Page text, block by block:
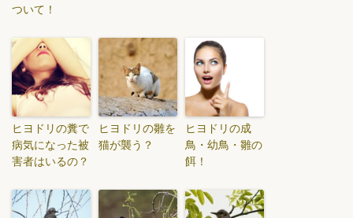
ついて！
ヒヨドリの糞で
病気になった被
害者はいるの？
ヒヨドリの雛を
猫が襲う？
ヒヨドリの成
鳥・幼鳥・雛の
餌！